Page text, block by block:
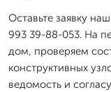
Оставьте заявку
993 39-88-053. На
дом, проверяем
конструктивных
ведомость и